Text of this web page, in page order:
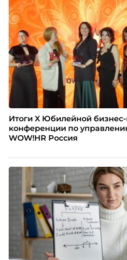
Итоги X Юбилейной
конференции по
WOW!HR Россия